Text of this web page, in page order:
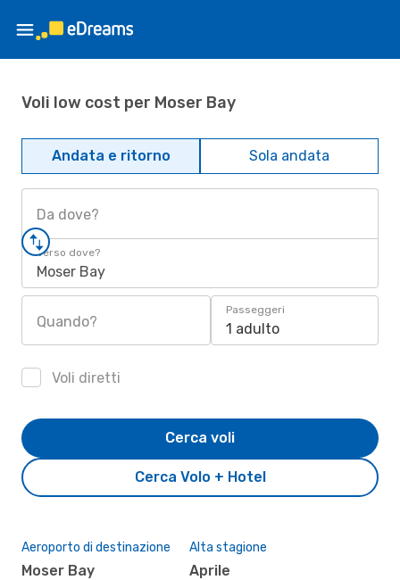
Voli low cost per Moser Bay
Andata e ritorno Sola andata
Da dove?
Verso dove?
Moser Bay
Quando?
Passeggeri
1 adulto
Voli diretti
Cerca Volo + Hotel
Cerca voli
Aeroporto di destinazione
Moser Bay
Alta stagione
aprile